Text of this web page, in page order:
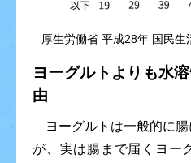
厚生労働省 平成28年 国民生
ヨーグルトよりも水
由
ヨーグルトは一般的に腸
が、実は腸まで届くヨー